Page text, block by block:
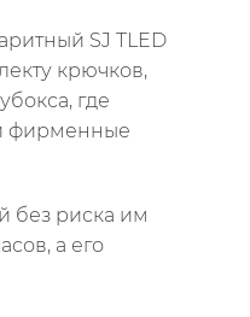
SJ TLED
крючков,
где
фирменные
без риска им
а его